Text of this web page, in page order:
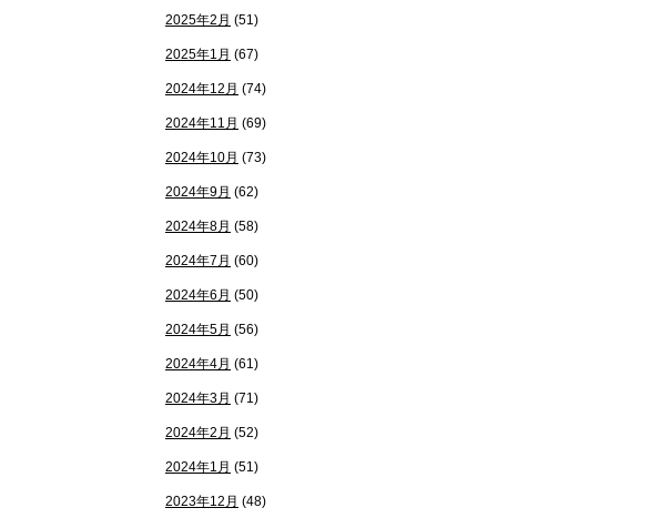
2025年2月 (51)
2025年1月 (67)
2024年12月 (74)
2024年11月 (69)
2024年10月 (73)
2024年9月 (62)
2024年8月 (58)
2024年7月 (60)
2024年6月 (50)
2024年5月 (56)
2024年4月 (61)
2024年3月 (71)
2024年2月 (52)
2024年1月 (51)
2023年12月 (48)